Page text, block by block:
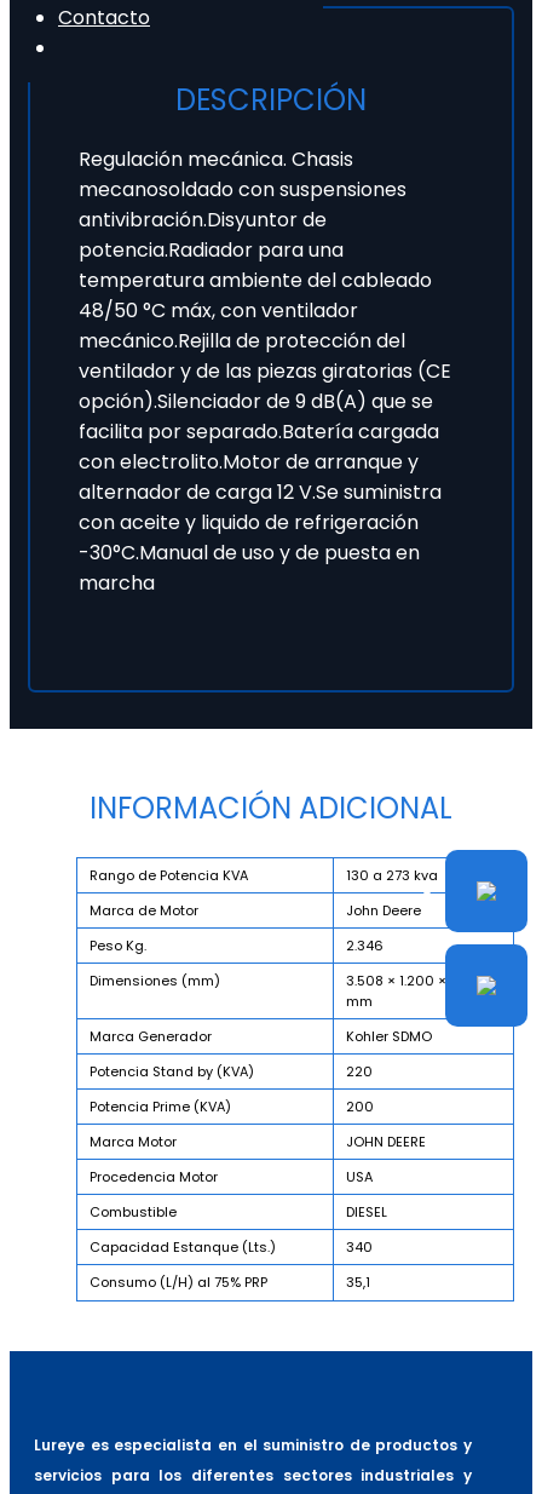
Contacto
DESCRIPCIÓN
Regulación mecánica. Chasis
mecanosoldado con suspensiones
antivibración.Disyuntor de
potencia.Radiador para una
temperatura ambiente del cableado
48/50 °C máx, con ventilador
mecánico.Rejilla de protección del
ventilador y de las piezas giratorias (CE
opción).Silenciador de 9 dB(A) que se
facilita por separado.Batería cargada
con electrolito.Motor de arranque y
alternador de carga 12 V.Se suministra
con aceite y liquido de refrigeración
-30°C.Manual de uso y de puesta en
marcha
INFORMACIÓN ADICIONAL
Rango de Potencia KVA
130 a 273 kva
Marca de Motor
John Deere
Peso Kg.
2.346
Dimensiones (mm)
3.508 × 1.200 × 1.830
mm
Marca Generador
Kohler SDMO
Potencia Stand by (KVA)
220
Potencia Prime (KVA)
200
Marca Motor
JOHN DEERE
Procedencia Motor
USA
Combustible
DIESEL
Capacidad Estanque (Lts.)
340
Consumo (L/H) al 75% PRP
35,1
Lureye es especialista en el suministro de productos y
servicios para los diferentes sectores industriales y